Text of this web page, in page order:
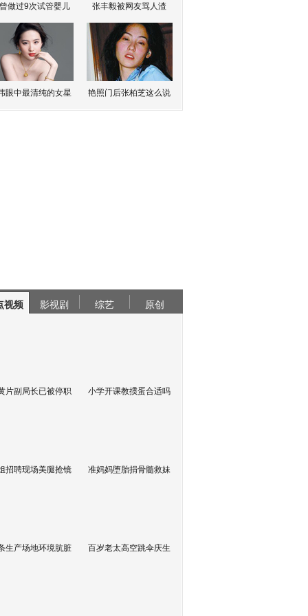
做过9次试管婴儿 张丰毅被网友骂人渣
眼中最清纯的女星 艳照门后张柏芝这么说
视频 影视剧 综艺 原创
片副局长已被停职 小学开课教掼蛋合适吗
招聘现场美腿抢镜 准妈妈堕胎捐骨髓救妹
生产场地环境肮脏 百岁老太高空跳伞庆生